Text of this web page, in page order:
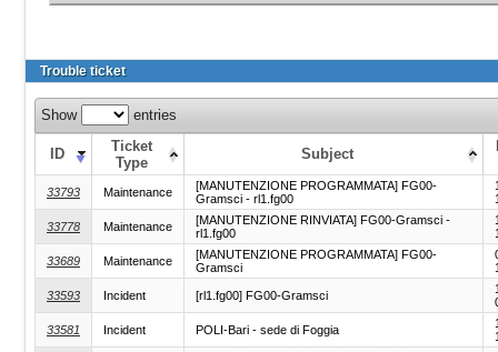
Trouble ticket
Show entries
ID
Ticket
Type
Subject
33793 Maintenance
[MANUTENZIONE PROGRAMMATA] FG00-
Gramsci - rl1.fg00
33778 Maintenance
[MANUTENZIONE RINVIATA] FG00-Gramsci -
rl1.fg00
33689 Maintenance
[MANUTENZIONE PROGRAMMATA] FG00-
Gramsci
33593 Incident [rl1.fg00] FG00-Gramsci
33581 Incident POLI-Bari - sede di Foggia